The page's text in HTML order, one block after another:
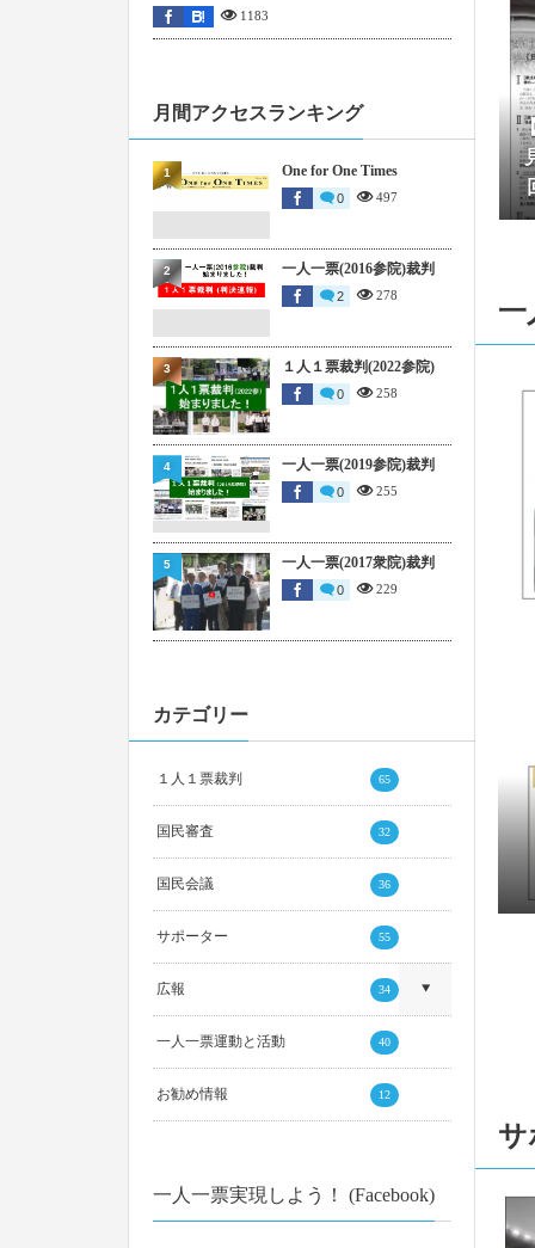
一
2025年参院）裁判情報を追加しまし
た
サ
1183
月間アクセスランキング
One for One Times
0 497
1
一人一票(2016参院)裁判
2 278
2
１人１票裁判(2022参院)
0 258
3
一人一票(2019参院)裁判
0 255
4
一人一票(2017衆院)裁判
0 229
5
カテゴリー
１人１票裁判 65
国民審査 32
国民会議 36
サポーター 55
広報 34
一人一票運動と活動 40
お勧め情報 12
一人一票実現しよう！ (Facebook)